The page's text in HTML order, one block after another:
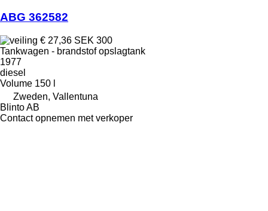
ABG 362582
€ 27,36 SEK 300
Tankwagen - brandstof opslagtank
1977
diesel
Volume 150 l
Zweden, Vallentuna
Blinto AB
Contact opnemen met verkoper